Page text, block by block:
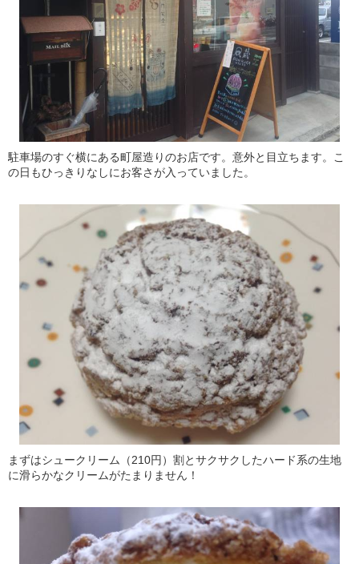
駐車場のすぐ横にある町屋造りのお店です。意外と目立ちます。こ
の日もひっきりなしにお客さが入っていました。
まずはシュークリーム（210円）割とサクサクしたハード系の生地
に滑らかなクリームがたまりません！